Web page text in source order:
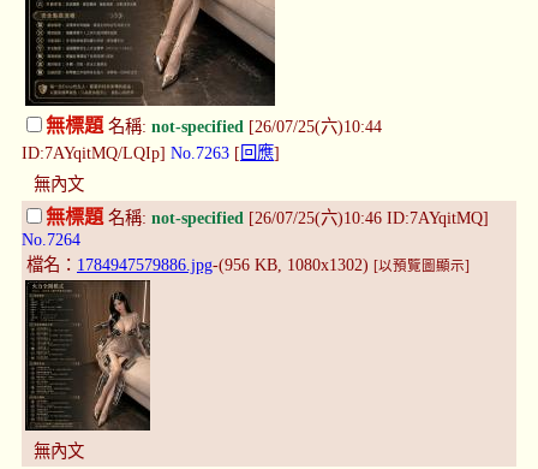
無標題名稱: not-specified [26/07/25(六)10:44
ID:7AYqitMQ/LQIp] No.7263 [ 回應]
無內文
無標題名稱: not-specified [26/07/25(六)10:46 ID:7AYqitMQ]
No.7264
檔名： 1784947579886.jpg-(956 KB, 1080x1302) [以預覽圖顯示]
無內文